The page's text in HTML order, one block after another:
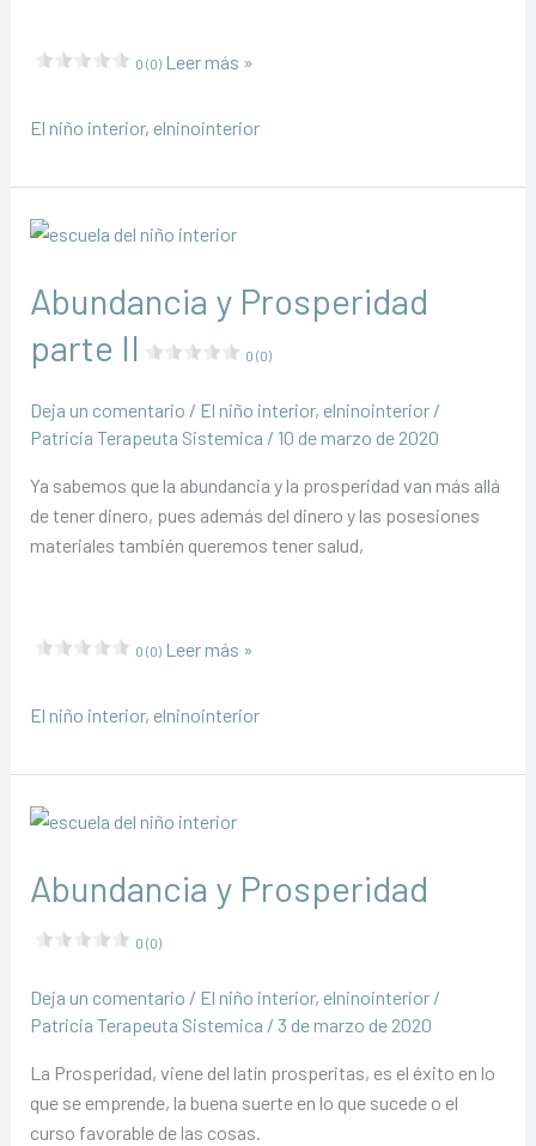
Parte
0 (0)Leer más »
El niño interior, elninointerior
Abundancia y Prosperidad
parte II
0 (0)
Deja un comentario / El niño interior, elninointerior/
Patricia Terapeuta Sistemica / 10 de marzo de 2020
Ya sabemos que la abundancia y la prosperidad van más allá
de tener dinero, pues además del dinero y las posesiones
materiales también queremos tener salud,
parte
0 (0)Leer más »
El niño interior, elninointerior
Abundancia y Prosperidad
0 (0)
Deja un comentario / El niño interior, elninointerior/
Patricia Terapeuta Sistemica / 3 de marzo de 2020
La Prosperidad, viene del latín prosperitas, es el éxito en lo
que se emprende, la buena suerte en lo que sucede o el
curso favorable de las cosas.